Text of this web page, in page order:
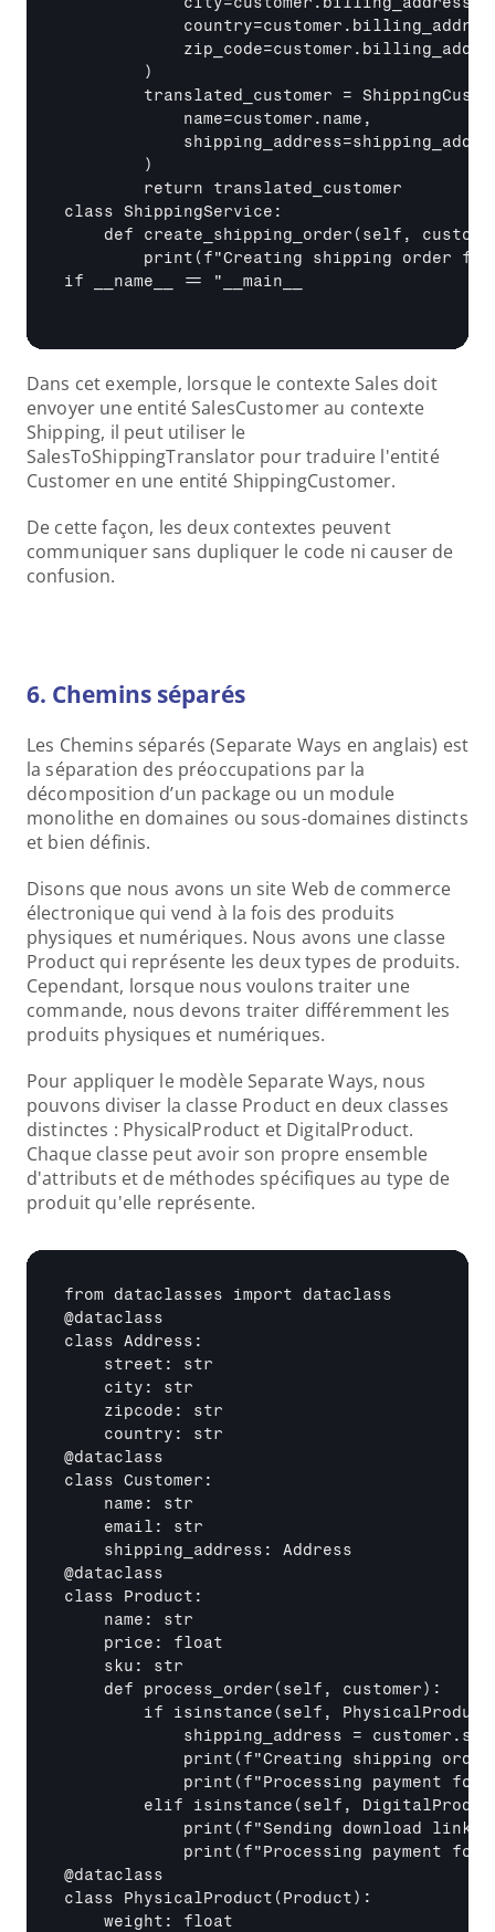
        )
translated_customer =
            name=customer.name,
        )
        return translated_customer
class ShippingService:
def create_shipping_order(self,
print(f"Creating shipping order
if
__name__ == " __main__
Dans cet exemple, lorsque le contexte Sales doit
envoyer une entité SalesCustomer au contexte
Shipping, il peut utiliser le
SalesToShippingTranslator pour traduire l'entité
Customer en une entité ShippingCustomer.
De cette façon, les deux contextes peuvent
communiquer sans dupliquer le code ni causer de
confusion.
6. Chemins séparés
Les Chemins séparés (Separate Ways en anglais) est
la séparation des préoccupations par la
décomposition d’un package ou un module
monolithe en domaines ou sous-domaines distincts
et bien définis.
Disons que nous avons un site Web de commerce
électronique qui vend à la fois des produits
physiques et numériques. Nous avons une classe
Product qui représente les deux types de produits.
Cependant, lorsque nous voulons traiter une
commande, nous devons traiter différemment les
produits physiques et numériques.
Pour appliquer le modèle Separate Ways, nous
pouvons diviser la classe Product en deux classes
distinctes : PhysicalProduct et DigitalProduct.
Chaque classe peut avoir son propre ensemble
d'attributs et de méthodes spécifiques au type de
produit qu'elle représente.
from dataclasses import dataclass
@dataclass
class Address:
    street: str
    city: str
    zipcode: str
    country: str
@dataclass
class Customer:
    name: str
    email: str
    shipping_address: Address
@dataclass
class Product:
    name: str
    price: float
    sku: str
    def process_order(self, customer):
if isinstance(self,
shipping_address =
print(f"Creating shipping
print(f"Processing payment for
elif isinstance(self,
print(f"Sending download link
print(f"Processing payment for
@dataclass
class PhysicalProduct(Product):
    weight: float